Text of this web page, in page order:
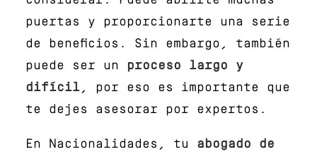
puertas y proporcionarte una serie
de beneficios. Sin embargo, también
puede ser un
proceso largo y
difícil, por eso es importante que
te dejes asesorar por expertos.
En Nacionalidades, tu abogado de